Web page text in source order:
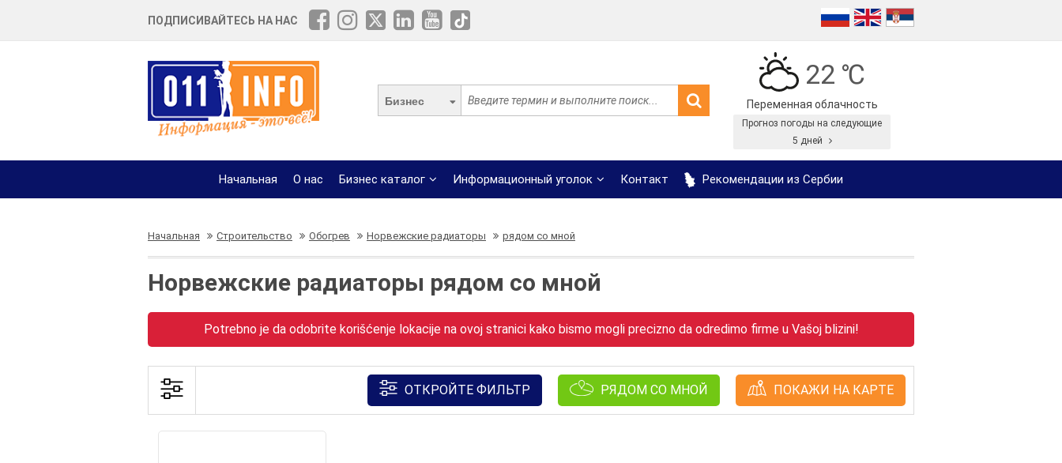
ПОДПИСИВАЙТЕСЬ НА НАС
Бизнес
22 ℃
Переменная облачность
Прогноз погоды на следующие
5 дней
Начальная О нас Бизнес каталог Информационный уголок Контакт Рекомендации из Сербии
Начальная Строительство Обогрев Норвежские радиаторы рядом со мной
Норвежские радиаторы рядом со мной
Potrebno je da odobrite korišćenje lokacije na ovoj stranici kako bismo mogli precizno da odredimo firme u Vašoj blizini!
ОТКРОЙТЕ ФИЛЬТР РЯДОМ СО МНОЙ ПОКАЖИ НА КАРТЕ